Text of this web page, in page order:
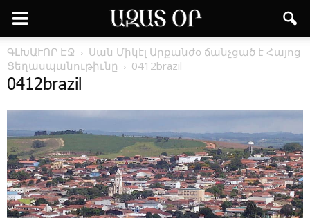
ԳԼԽԱՒՈՐ ԷՋ
Սան Միկէլ Արքանժօ ճանչցած է Հայոց
Ցեղասպանութիւնը
0412brazil
0412brazil